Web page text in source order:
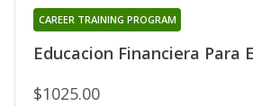
Educacion Financiera Para
CAREER TRAINING PROGRAM
$1025.00